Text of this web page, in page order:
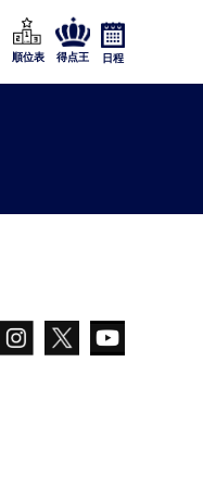
順位表 得点王 日程